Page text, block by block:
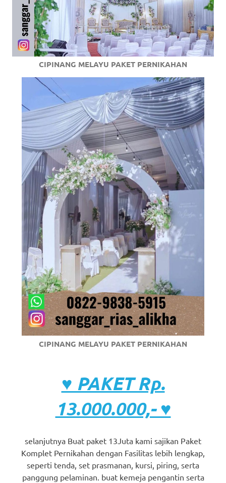
CIPINANG MELAYU PAKET PERNIKAHAN
CIPINANG MELAYU PAKET PERNIKAHAN
♥ PAKET Rp.
13.000.000,- ♥
selanjutnya Buat paket 13Juta kami sajikan Paket
Komplet Pernikahan dengan Fasilitas lebih lengkap,
seperti tenda, set prasmanan, kursi, piring, serta
panggung pelaminan. buat kemeja pengantin serta